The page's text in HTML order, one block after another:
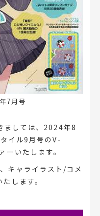
7月号
ましては、2024年8
イル9月号のV-
いたします。
キャライラスト/コメ
します。